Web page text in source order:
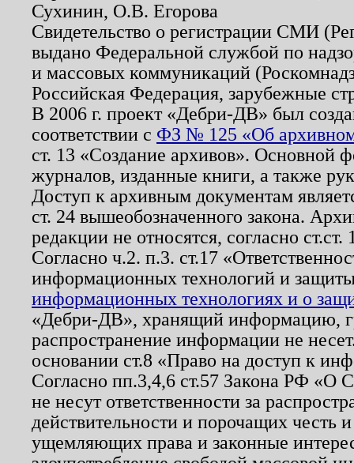
Сухинин, О.В. Егорова
Свидетельство о регистрации СМИ
выдано Федеральной службой по
и массовых коммуникаций
Российская Федерация, зарубежные
В 2006 г. проект «Дебри-ДВ» был
соответствии с ФЗ № 125 «Об
ст. 13 «Создание архивов». Основной
журналов, изданные книги, а также
Доступ к архивным документам
ст. 24 вышеобозначенного закона.
редакции не относятся, согласно
Согласно ч.2. п.3. ст.17
информационных технологий и
информационных технологиях и о
«Дебри-ДВ», хранящий информацию,
распространение информации не
основании ст.8 «Право на доступ к
Согласно пп.3,4,6 ст.57 Закона РФ «О
не несут ответственности за
действительности и порочащих честь
ущемляющих права и законные